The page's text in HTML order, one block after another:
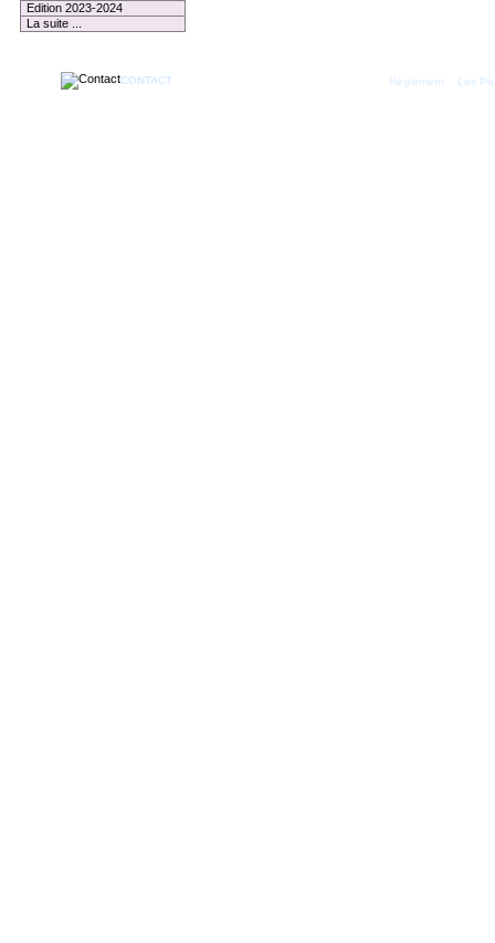
Edition 2023-2024
La suite ...
CONTACT Règlement Les